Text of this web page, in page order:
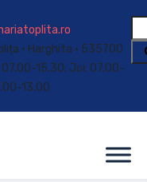
• Harghita • 535700
07.00-15.30; Joi: 07.00-
13.00